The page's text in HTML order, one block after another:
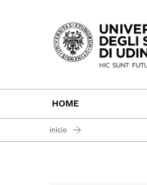
Passa al
HOME
inicio